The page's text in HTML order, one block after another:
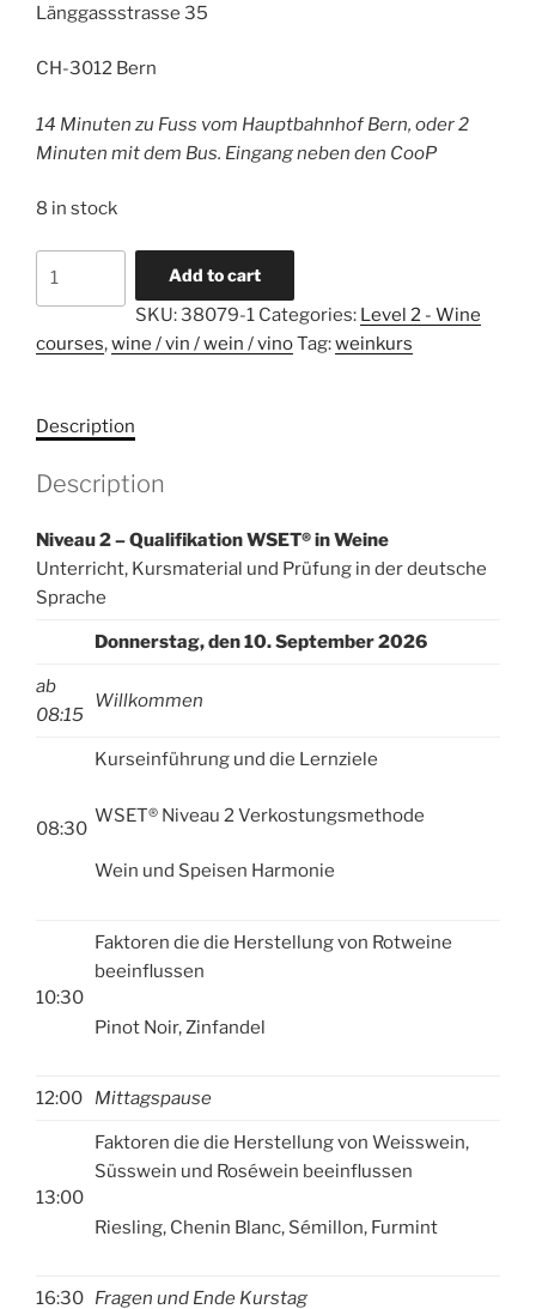
Länggassstrasse 35
CH-3012 Bern
14 Minuten zu Fuss vom Hauptbahnhof Bern, oder 2
Minuten mit dem Bus. Eingang neben den CooP
8 in stock
Qualifikation
Weine
deutsch
10.09.2026
-
Bern
am
08.08.2026
quantity
Add to cart
t
e
e
:
SKU:38079-1 Categories: Level 2 - Wine
courses,wine / vin / wein / vinoTag:weinkurs
Description
Description
Niveau 2 – Qualifikation WSET® in Weine
Unterricht, Kursmaterial und Prüfung in der deutsche
Sprache
Donnerstag, den 10. September 2026
ab
08:15
Willkommen
08:30
Kurseinführung und die Lernziele
WSET® Niveau 2 Verkostungsmethode
Wein und Speisen Harmonie
10:30
Faktoren die die Herstellung von Rotweine
beeinflussen
Pinot Noir, Zinfandel
12:00 Mittagspause
13:00
Faktoren die die Herstellung von Weisswein,
Süsswein und Roséwein beeinflussen
Riesling, Chenin Blanc, Sémillon, Furmint
16:30 Fragen und Ende Kurstag